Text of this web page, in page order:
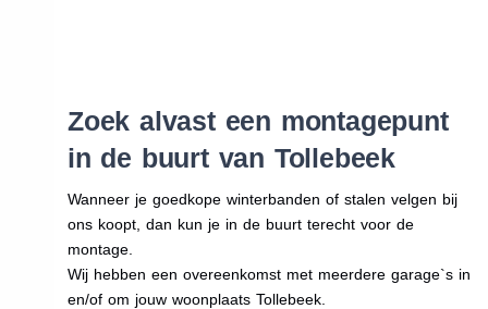
Zoek alvast een montagepunt
in de buurt van Tollebeek
Wanneer je goedkope winterbanden of stalen velgen bij
ons koopt, dan kun je in de buurt terecht voor de
montage.
Wij hebben een overeenkomst met meerdere garage`s in
en/of om jouw woonplaats Tollebeek.